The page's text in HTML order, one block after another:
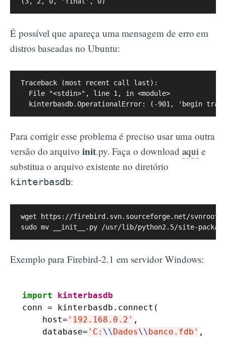
É possível que apareça uma mensagem de erro em
distros baseadas no Ubuntu:
Traceback (most recent call last):
  File "<stdin>", line 1, in <module>
Para corrigir esse problema é preciso usar uma outra
versão do arquivo init.py. Faça o download aqui e
substitua o arquivo existente no diretório
kinterbasdb:
wget https://firebird.svn.sourceforge.net/
Exemplo para Firebird-2.1 em servidor Windows:
import
kinterbasdb
conn = kinterbasdb . connect (
host= '192.168.0.2' ,
database= 'C: \\Dados\\banco.fdb' ,